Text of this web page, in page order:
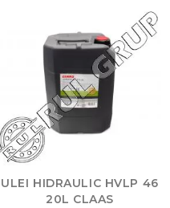
ULEI HIDRAULIC HVLP 46
20L CLAAS